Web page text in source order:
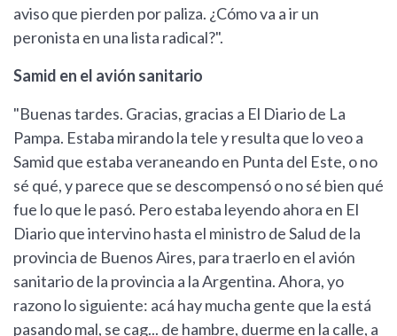
aviso que pierden por paliza. ¿Cómo va a ir un
peronista en una lista radical?".
Samid en el avión sanitario
"Buenas tardes. Gracias, gracias a El Diario de La
Pampa. Estaba mirando la tele y resulta que lo veo a
Samid que estaba veraneando en Punta del Este, o no
sé qué, y parece que se descompensó o no sé bien qué
fue lo que le pasó. Pero estaba leyendo ahora en El
Diario que intervino hasta el ministro de Salud de la
provincia de Buenos Aires, para traerlo en el avión
sanitario de la provincia a la Argentina. Ahora, yo
razono lo siguiente: acá hay mucha gente que la está
pasando mal, se cag... de hambre, duerme en la calle, a